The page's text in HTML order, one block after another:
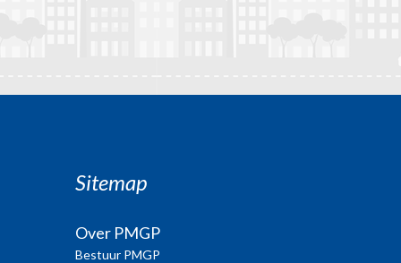
Sitemap
Over PMGP
Bestuur PMGP